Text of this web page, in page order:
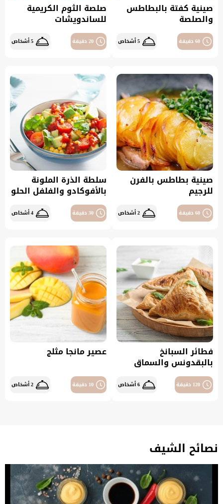
صينية كفتة بالبطاطس
والصلصة
60 دقيقة 5 أشخاص
صلصة الثوم الكريمية
للساندويشات
20 دقيقة 5 أشخاص
صينية بطاطس بالفرن
للرجيم
60 دقيقة 2 أشخاص
سلطة الذرة الملونة
بالأفوكادو والفلفل الحلو
30 دقيقة 4 أشخاص
فطائر السبانخ
بالبقدونس والسماق
120 دقيقة 6 أشخاص
عصير مانجا مثلج
10 دقيقة 2 أشخاص
نصائح الشيف